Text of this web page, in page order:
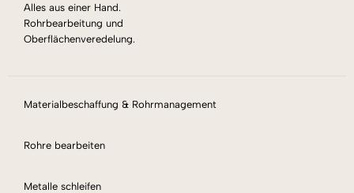
Alles aus einer Hand.
Rohrbearbeitung und
Oberflächenveredelung.
Materialbeschaffung & Rohrmanagement
Rohre bearbeiten
Metalle schleifen